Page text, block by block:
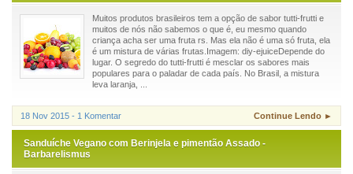
Muitos produtos brasileiros tem a opção de sabor tutti-frutti e
muitos de nós não sabemos o que é, eu mesmo quando
criança acha ser uma fruta rs. Mas ela não é uma só fruta, ela
é um mistura de várias frutas.Imagem: diy-ejuiceDepende do
lugar. O segredo do tutti-frutti é mesclar os sabores mais
populares para o paladar de cada país. No Brasil, a mistura
leva laranja, ...
18 Nov 2015 - 1 Komentar Continue Lendo ►
Sanduíche Vegano com Berinjela e pimentão Assado -
Barbarelismus